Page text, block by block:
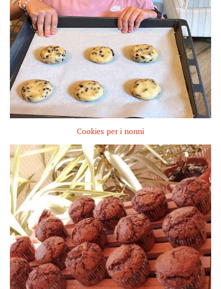
Cookies per i nonni